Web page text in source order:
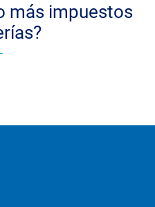
más impuestos